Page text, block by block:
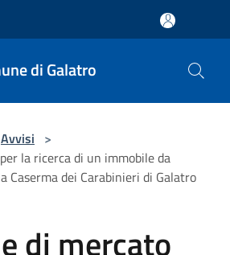
di Galatro
Avvisi >
la ricerca di un immobile da
Caserma dei Carabinieri di Galatro
di mercato